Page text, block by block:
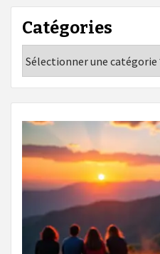
Catégories